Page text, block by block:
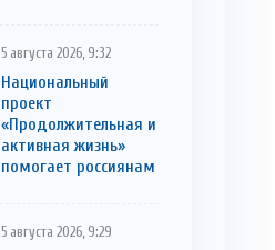
5 августа 2026, 9:32
Национальный
проект
«Продолжительная и
активная жизнь»
помогает россиянам
5 августа 2026, 9:29